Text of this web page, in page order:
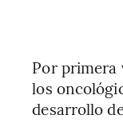
Por primera
los
desarrollo